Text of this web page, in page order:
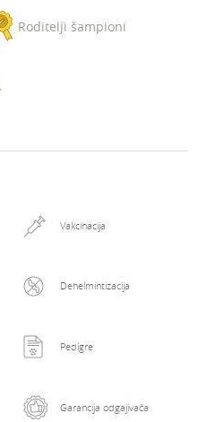
Roditelji šampioni
Vakcinacija
Dehelmintizacija
Pedigre
Garancija odgajivača